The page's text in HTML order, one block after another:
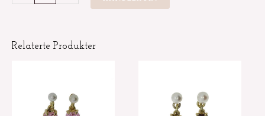
med
lilla
Relaterte Produkter